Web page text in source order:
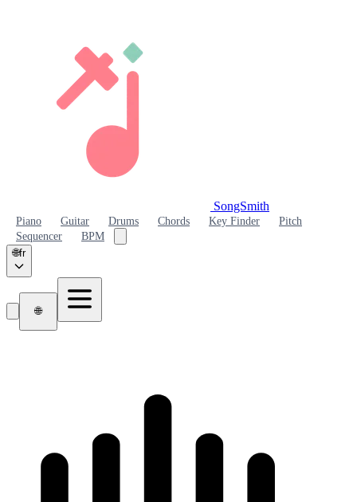
SongSmith
Piano Guitar Drums Chords Key Finder
Pitch
Sequencer
BPM
🌐fr
🌐